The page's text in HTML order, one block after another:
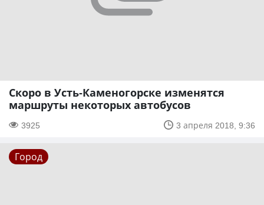
Скоро в Усть-Каменогорске изменятся
маршруты некоторых автобусов
3925 3 апреля 2018, 9:36
Город